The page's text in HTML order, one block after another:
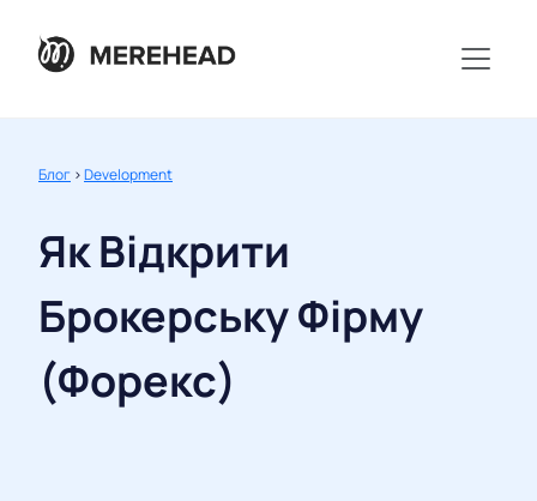
Блог >Development
Як Відкрити
Брокерську Фірму
(Форекс)